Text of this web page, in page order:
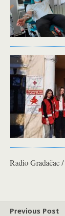
Radio Gradačac /
Previous Post